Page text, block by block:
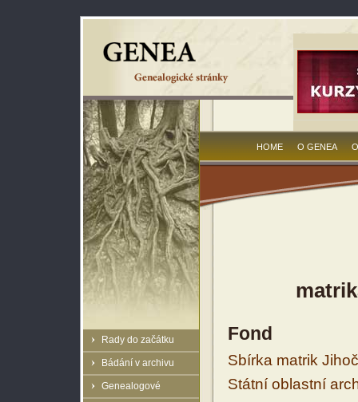
Rady do začátku
Bádání v archivu
Genealogové
HOME O GENEA
Fond
Sbírka matrik
Státní oblastní